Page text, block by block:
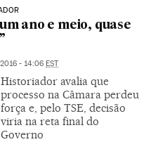
ano e meio, quase
- 14:06 EST
Historiador avalia que
processo na Câmara perdeu
força e, pelo TSE, decisão
viria na reta final do
Governo